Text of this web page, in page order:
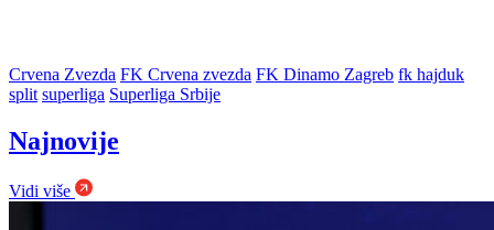
Crvena Zvezda FK Crvena zvezda FK Dinamo Zagreb fk hajduk
split superliga Superliga Srbije
Najnovije
Vidi više